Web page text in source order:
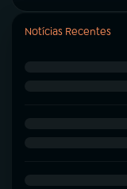
Notícias Recentes